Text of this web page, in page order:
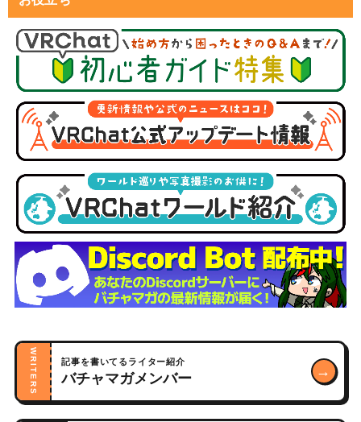
WRITERS 記事を書いてるライター紹介
バチャマガメンバー →